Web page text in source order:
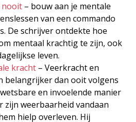
nooit – bouw aan je mentale
van een commando
De schrijver ontdekte hoe
mentaal krachtig te zijn, ook
leven.
kracht – Veerkracht en
belangrijker dan ooit volgens
en invoelende manier
zijn weerbaarheid vandaan
hielp overleven. Hij